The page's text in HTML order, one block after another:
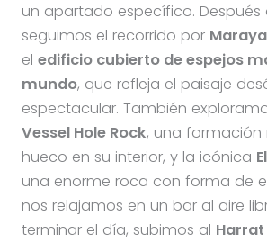
un apartado específico. Después
seguimos el recorrido por
el edificio cubierto de espejos
mundo, que refleja el paisaje
espectacular. También
Vessel Hole Rock, una
hueco en su interior, y la icónica
una enorme roca con forma de
nos relajamos en un bar al aire
terminar el día, subimos al